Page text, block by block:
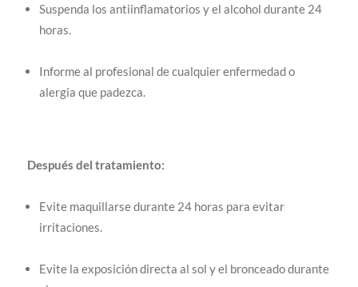
Suspenda los antiinflamatorios y el alcohol durante 24
horas.
Informe al profesional de cualquier enfermedad o
alergia que padezca.
Después del tratamiento:
Evite maquillarse durante 24 horas para evitar
irritaciones.
Evite la exposición directa al sol y el bronceado durante